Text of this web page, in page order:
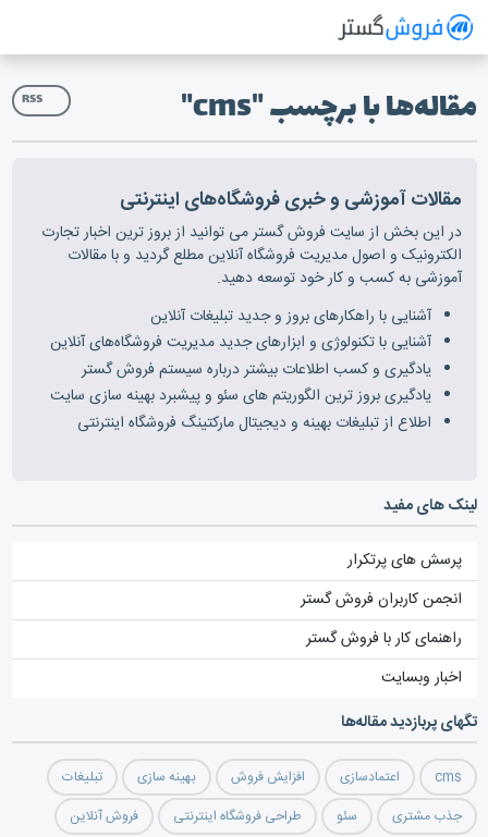
سیستم مدیریت فروش آنلاین
RSS مقاله‌ها با برچسب "cms"
مقالات آموزشی و خبری فروشگاه‌های اینترنتی
در این بخش از سایت فروش گستر می توانید از بروز ترین اخبار تجارت
الکترونیک و اصول مدیریت فروشگاه آنلاین مطلع گردید و با مقالات
آموزشی به کسب و کار خود توسعه دهید.
آشنایی با راهکارهای بروز و جدید تبلیغات آنلاین
آشنایی با تکنولوژی و ابزارهای جدید مدیریت فروشگاه‌های آنلاین
یادگیری و کسب اطلاعات بیشتر درباره سیستم فروش گستر
یادگیری بروز ترین الگوریتم های سئو و پیشبرد بهینه سازی سایت
اطلاع از تبلیغات بهینه و دیجیتال مارکتینگ فروشگاه اینترنتی
لینک های مفید
پرسش های پرتکرار
انجمن کاربران فروش گستر
راهنمای کار با فروش گستر
اخبار وبسایت
تگ‎های پربازدید مقاله‌ها
cms اعتمادسازی افزایش فروش بهینه سازی
تبلیغات
جذب مشتری
سئو طراحی فروشگاه اینترنتی
فروش آنلاین